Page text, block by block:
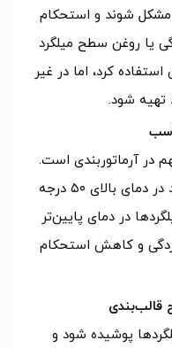
شوند و استحکام
یا روغن سطح میلگرد
کرد، اما در غیر
تهیه شود.
در آرماتوربندی است.
توجه داشته باشید که این کار باید در دمای بالای ۵۰ درجه
در دمای پایین‌تر
و کاهش استحکام
قالب‌بندی
پوشیده شود و